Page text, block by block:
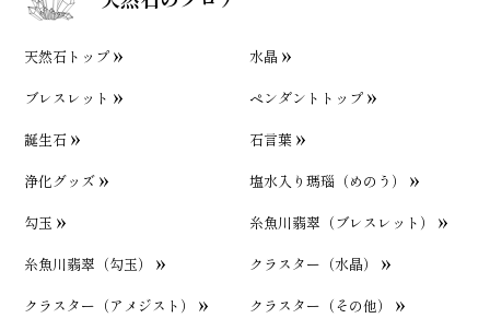
天然石トップ
水晶
ブレスレット
ペンダントトップ
誕生石
石言葉
浄化グッズ
塩水入り瑪瑙（めのう）
勾玉
糸魚川翡翠（ブレスレット）
糸魚川翡翠（勾玉）
クラスター（水晶）
クラスター（アメジスト）
クラスター（その他）